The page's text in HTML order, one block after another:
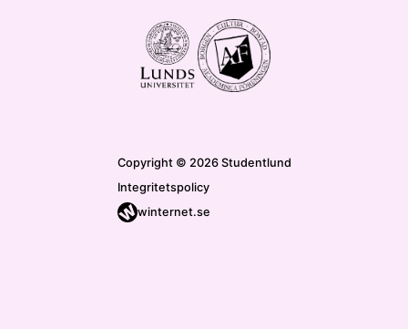
Copyright © 2026 Studentlund
Integritetspolicy
winternet.se